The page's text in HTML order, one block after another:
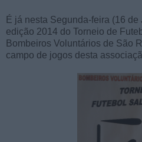
É já nesta Segunda-feira (16
edição 2014 do Torneio de
Bombeiros Voluntários de São
campo de jogos desta